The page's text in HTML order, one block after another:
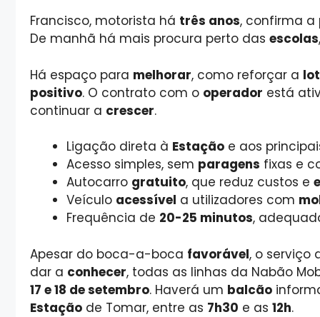
Francisco, motorista há três anos, confirma a
De manhã há mais procura perto das escolas
Há espaço para melhorar, como reforçar a
positivo. O contrato com o operador está
continuar a crescer.
Ligação direta à Estação e aos
Acesso simples, sem paragens fixas e
Autocarro gratuito, que reduz custos e
Veículo acessível a utilizadores com
Frequência de 20-25 minutos,
Apesar do boca-a-boca favorável, o serviço
dar a conhecer, todas as linhas da Nabão
17 e 18 de setembro. Haverá um balcão
Estação de Tomar, entre as 7h30 e as 12h.